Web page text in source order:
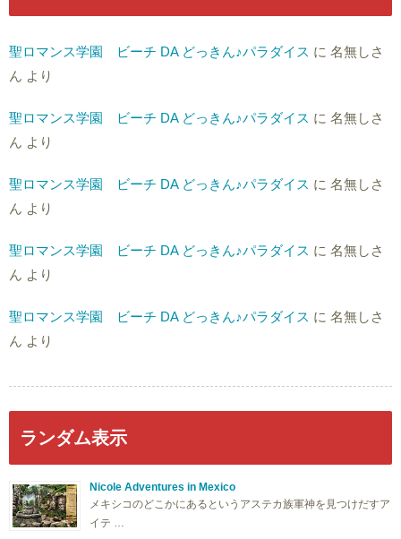
聖ロマンス学園 ビーチ DA どっきん♪パラダイス に 名無しさ
ん より
聖ロマンス学園 ビーチ DA どっきん♪パラダイス に 名無しさ
ん より
聖ロマンス学園 ビーチ DA どっきん♪パラダイス に 名無しさ
ん より
聖ロマンス学園 ビーチ DA どっきん♪パラダイス に 名無しさ
ん より
聖ロマンス学園 ビーチ DA どっきん♪パラダイス に 名無しさ
ん より
ランダム表示
Nicole Adventures in Mexico
メキシコのどこかにあるというアステカ族軍神を見つけだすア
イテ …